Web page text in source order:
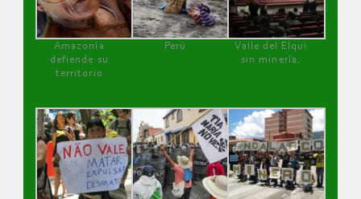
Amazonía
defiende su
territorio
Perú
Valle del Elqui
sin minería.